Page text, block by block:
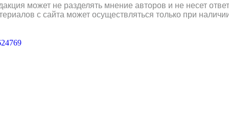
может не разделять мнение авторов и не несет
с сайта может осуществляться только при